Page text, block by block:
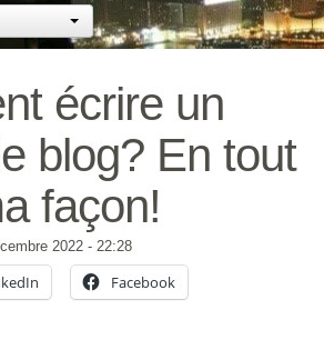
écrire un
blog? En tout
façon!
2022 - 22:28
Facebook